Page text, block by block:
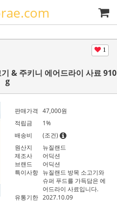
1
& 주키니 에어드라이 사료 910
g
판매가격 47,000원
적립금
1%
배송비
(조건)
원산지
뉴질랜드
제조사
어딕션
브랜드
어딕션
특이사항 뉴질랜드 방목 소고기와
슈퍼 푸드를 가득담은 에
어드라이 사료입니다.
유통기한 2027.10.09